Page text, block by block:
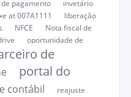
pagamento
invetário
at 007A1111
liberação
NFCE
Nota fiscal de
oportunidade de
de
portal do
contábil
reajuste